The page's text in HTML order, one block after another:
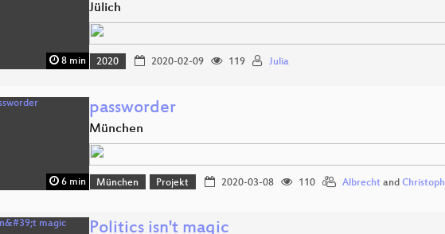
8 min
Jülich
2020 2020-02-09 119 Julia
6 min
passworder
München
München Projekt 2020-03-08 110 Albrechtand Christoph
Politics isn't magic